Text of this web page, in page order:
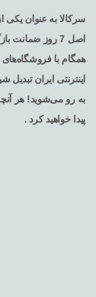
سرکالا به عنوان یکی
اصل 7 روز
همگام با
اینترنتی ایران
به رو می‌شوید! هر
پیدا خواهید کرد .